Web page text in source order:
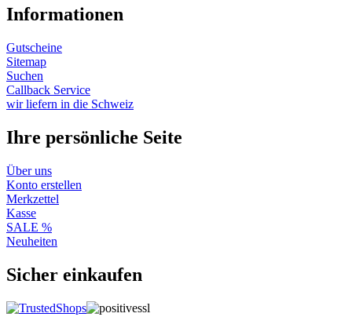
Informationen
Gutscheine
Sitemap
Suchen
Callback Service
wir liefern in die Schweiz
Ihre persönliche Seite
Über uns
Konto erstellen
Merkzettel
Kasse
SALE %
Neuheiten
Sicher einkaufen